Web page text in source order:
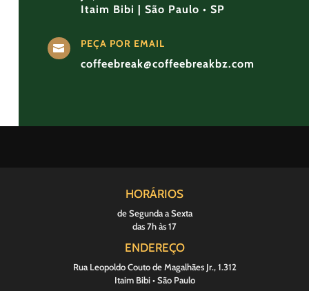
Itaim Bibi | São Paulo • SP
 PEÇA POR EMAIL
coffeebreak@coffeebreakbz.com
HORÁRIOS
de Segunda a Sexta
das 7h às 17
ENDEREÇO
Rua Leopoldo Couto de Magalhães Jr., 1.312
Itaim Bibi • São Paulo